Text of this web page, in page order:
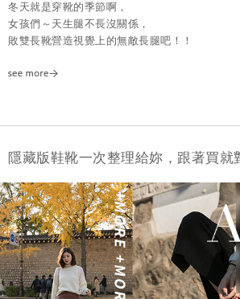
冬天就是穿靴的季節啊，
女孩們～天生腿不長沒關係，
敗雙長靴營造視覺上的無敵長腿吧！！
隱藏版鞋靴一次整理給妳，跟著買就